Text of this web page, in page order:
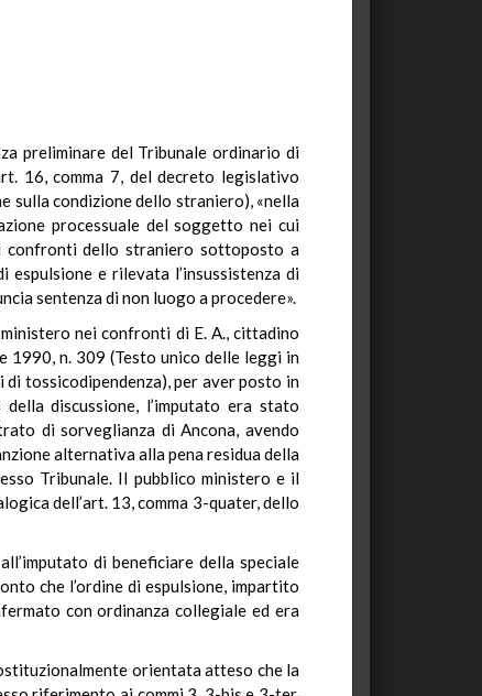
preliminare del Tribunale ordinario di
16, comma 7, del decreto legislativo
sulla condizione dello straniero), «nella
processuale del soggetto nei cui
confronti dello straniero sottoposto a
espulsione e rilevata l’insussistenza di
sentenza di non luogo a procedere».
nei confronti di E. A., cittadino
1990, n. 309 (Testo unico delle leggi in
tossicodipendenza), per aver posto in
discussione, l’imputato era stato
di sorveglianza di Ancona, avendo
alternativa alla pena residua della
Tribunale. Il pubblico ministero e il
dell’art. 13, comma 3-quater, dello
di beneficiare della speciale
che l’ordine di espulsione, impartito
con ordinanza collegiale ed era
orientata atteso che la